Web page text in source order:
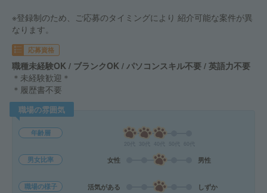
※登録制のため、ご応募のタイミングにより 紹介可能な案件が異
なります。
応募資格
職種未経験OK / ブランクOK / パソコンスキル不要 / 英語力不要
＊未経験歓迎＊
＊履歴書不要
職場の雰囲気
年齢層
男女比率 女性 男性
職場の様子 活気がある しずか